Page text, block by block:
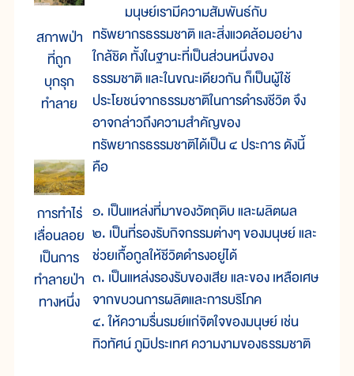
สภาพป่า
ที่ถูก
บุกรุก
ทำลาย
การทำไร่
เลื่อนลอย
เป็นการ
ทำลายป่า
ทางหนึ่ง
มนุษย์เรามีความสัมพันธ์กับ
ทรัพยากรธรรมชาติ และสิ่งแวดล้อมอย่าง
ใกล้ชิด ทั้งในฐานะที่เป็นส่วนหนึ่งของ
ธรรมชาติ และในขณะเดียวกัน ก็เป็นผู้ใช้
ประโยชน์จากธรรมชาติในการดำรงชีวิต จึง
อาจกล่าวถึงความสำคัญของ
ทรัพยากรธรรมชาติได้เป็น ๔ ประการ ดังนี้
คือ
๑. เป็นแหล่งที่มาของวัตถุดิบ และผลิตผล
๒. เป็นที่รองรับกิจกรรมต่างๆ ของมนุษย์ และ
ช่วยเกื้อกูลให้ชีวิตดำรงอยู่ได้
๓. เป็นแหล่งรองรับของเสีย และของ เหลือเศษ
จากขบวนการผลิตและการบริโภค
๔. ให้ความรื่นรมย์แก่จิตใจของมนุษย์ เช่น
ทิวทัศน์ ภูมิประเทศ ความงามของธรรมชาติ